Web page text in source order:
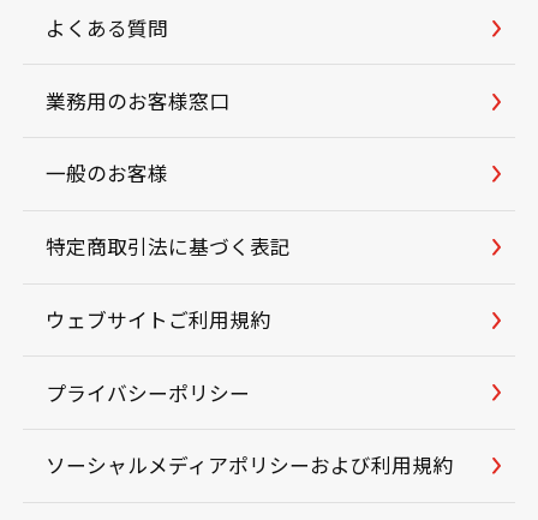
よくある質問
業務用のお客様窓口
一般のお客様
特定商取引法に基づく表記
ウェブサイトご利用規約
プライバシーポリシー
ソーシャルメディアポリシーおよび利用規約